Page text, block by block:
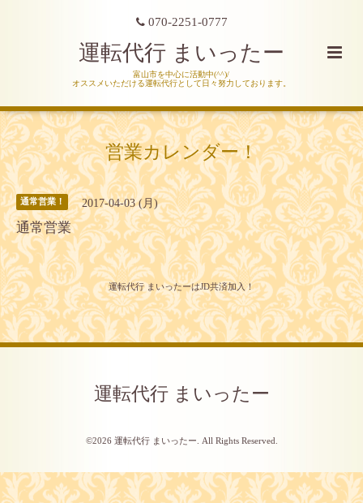
070-2251-0777
運転代行 まいったー
富山市を中心に活動中(^^)/
オススメいただける運転代行として日々努力しております。
営業カレンダー！
通常営業！ 2017-04-03 (月)
通常営業
運転代行 まいったーはJD共済加入！
運転代行 まいったー
©2026 運転代行 まいったー . All Rights Reserved.